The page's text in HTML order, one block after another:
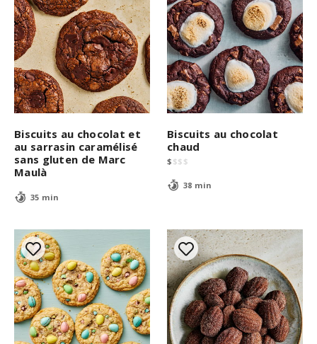
Biscuits au chocolat et
au sarrasin caramélisé
sans gluten de Marc
Maulà
35 min
Biscuits au chocolat
chaud
$ $$ $
38 min